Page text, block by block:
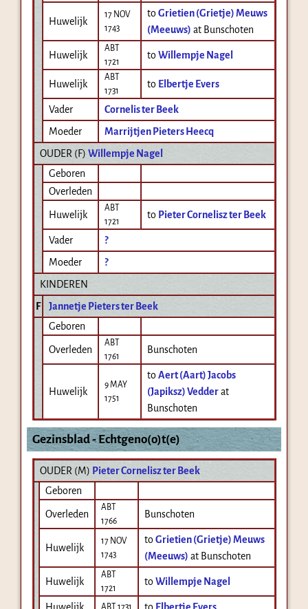
Huwelijk
17 NOV
1743
toGrietien (Grietje) Meuws
(Meeuws) at Bunschoten
Huwelijk
ABT
1721
toWillempje Nagel
Huwelijk
ABT
1731
to Elbertje Evers
Vader
Cornelis ter Beek
Moeder
Marrijtjen Pieters Heecq
OUDER (F) Willempje Nagel
Geboren
Overleden
Huwelijk
ABT
1721
to Pieter Cornelisz ter Beek
Vader
?
Moeder
?
KINDEREN
F
Jannetje Pieters ter Beek
Geboren
Overleden
ABT
1761
Bunschoten
Huwelijk
9 MAY
1751
toAert (Aart) Jacobs
(Japiksz) Vedder at
Bunschoten
Gezinsblad - Echtgeno(o)t(e)
OUDER (M) Pieter Cornelisz ter Beek
Geboren
Overleden
ABT
1766
Bunschoten
Huwelijk
17 NOV
1743
toGrietien (Grietje) Meuws
(Meeuws) at Bunschoten
Huwelijk
ABT
1721
toWillempje Nagel
Huwelijk ABT 1731 to Elbertje Evers